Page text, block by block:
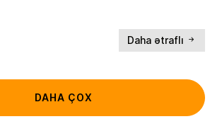
Daha ətraflı
DAHA ÇOX